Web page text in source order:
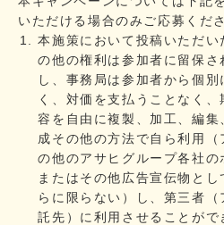
いただける場合のみご応募くだ
本施策において投稿いただ
の他の権利は参加者に留保
し、事務局は参加者から個
く、対価を支払うことなく
容を自由に複製、加工、編
成その他の方法で自ら利用
の他のアサヒグループ各社の
またはその他広告宣伝物と
らに限らない）し、第三者
託先）に利用させることがで